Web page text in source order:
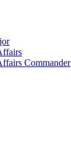
Commander